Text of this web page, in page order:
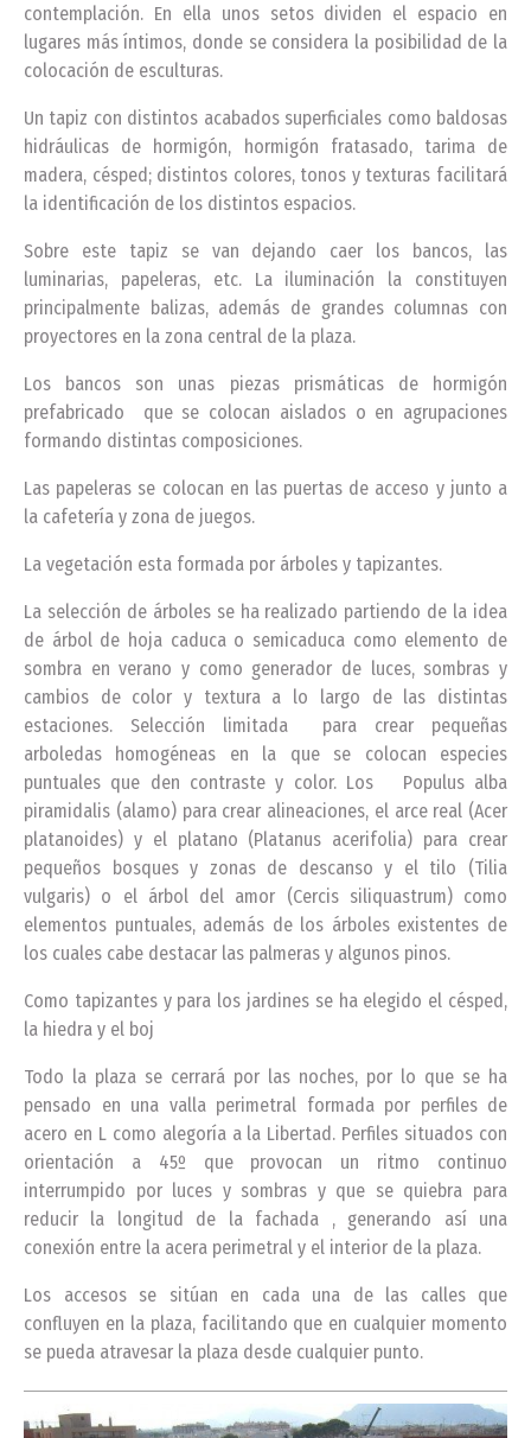
contemplación. En ella unos setos dividen el espacio en
lugares más íntimos, donde se considera la posibilidad de la
colocación de esculturas.
Un tapiz con distintos acabados superficiales como baldosas
hidráulicas de hormigón, hormigón fratasado, tarima de
madera, césped; distintos colores, tonos y texturas facilitará
la identificación de los distintos espacios.
Sobre este tapiz se van dejando caer los bancos, las
luminarias, papeleras, etc. La iluminación la constituyen
principalmente balizas, además de grandes columnas con
proyectores en la zona central de la plaza.
Los bancos son unas piezas prismáticas de hormigón
prefabricado que se colocan aislados o en agrupaciones
formando distintas composiciones.
Las papeleras se colocan en las puertas de acceso y junto a
la cafetería y zona de juegos.
La vegetación esta formada por árboles y tapizantes.
La selección de árboles se ha realizado partiendo de la idea
de árbol de hoja caduca o semicaduca como elemento de
sombra en verano y como generador de luces, sombras y
cambios de color y textura a lo largo de las distintas
estaciones. Selección limitada para crear pequeñas
arboledas homogéneas en la que se colocan especies
puntuales que den contraste y color. Los Populus alba
piramidalis (alamo) para crear alineaciones, el arce real (Acer
platanoides) y el platano (Platanus acerifolia) para crear
pequeños bosques y zonas de descanso y el tilo (Tilia
vulgaris) o el árbol del amor (Cercis siliquastrum) como
elementos puntuales, además de los árboles existentes de
los cuales cabe destacar las palmeras y algunos pinos.
Como tapizantes y para los jardines se ha elegido el césped,
la hiedra y el boj
Todo la plaza se cerrará por las noches, por lo que se ha
pensado en una valla perimetral formada por perfiles de
acero en L como alegoría a la Libertad. Perfiles situados con
orientación a 45º que provocan un ritmo continuo
interrumpido por luces y sombras y que se quiebra para
reducir la longitud de la fachada , generando así una
conexión entre la acera perimetral y el interior de la plaza.
Los accesos se sitúan en cada una de las calles que
confluyen en la plaza, facilitando que en cualquier momento
se pueda atravesar la plaza desde cualquier punto.